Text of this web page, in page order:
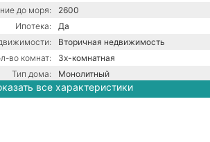
до моря:
2600
Ипотека:
Да
Вторичная недвижимость
во комнат:
3х-комнатная
Тип дома:
Монолитный
Вид из окон:
На горы
все характеристики